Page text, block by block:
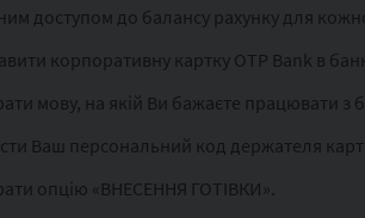
доступом до балансу рахунку для
корпоративну картку OTP Bank в
мову, на якій Ви бажаєте працювати з
Ваш персональний код держателя
опцію «ВНЕСЕННЯ ГОТІВКИ».